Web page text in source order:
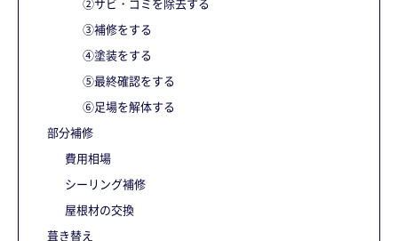
③補修をする
④塗装をする
⑤最終確認をする
⑥足場を解体する
部分補修
費用相場
シーリング補修
屋根材の交換
葺き替え